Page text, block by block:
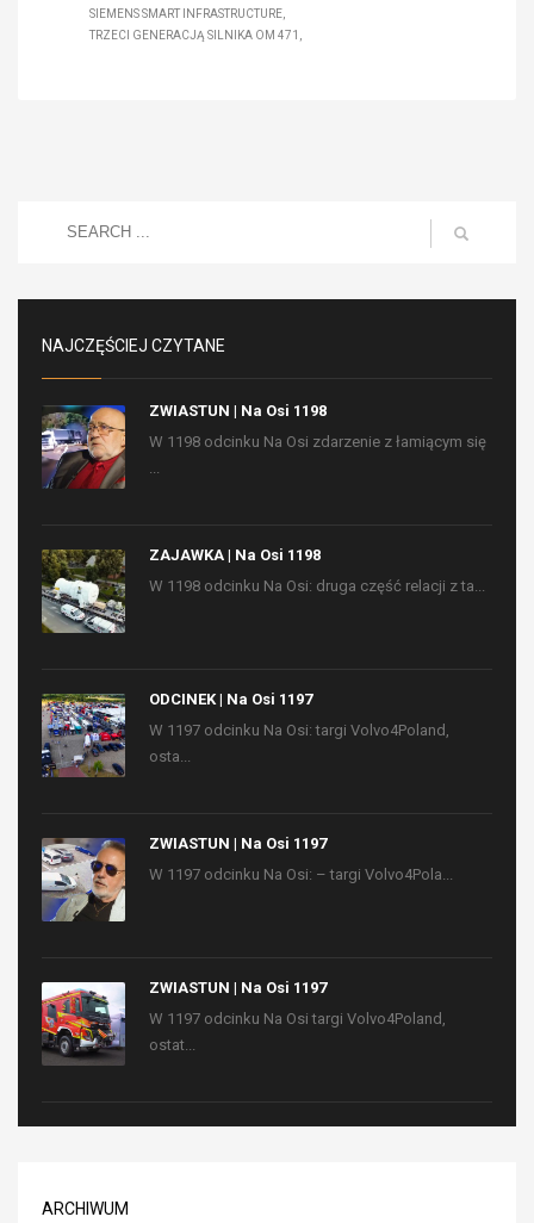
SIEMENS SMART INFRASTRUCTURE
TRZECI GENERACJĄ SILNIKA OM 471
NAJCZĘŚCIEJ CZYTANE
ZWIASTUN | Na Osi 1198
W 1198 odcinku Na Osi zdarzenie z łamiącym się
ZAJAWKA | Na Osi 1198
W 1198 odcinku Na Osi: druga część relacji z ta...
ODCINEK | Na Osi 1197
W 1197 odcinku Na Osi: targi Volvo4Poland,
osta...
ZWIASTUN | Na Osi 1197
W 1197 odcinku Na Osi: – targi Volvo4Pola...
ZWIASTUN | Na Osi 1197
W 1197 odcinku Na Osi targi Volvo4Poland,
ostat...
ARCHIWUM